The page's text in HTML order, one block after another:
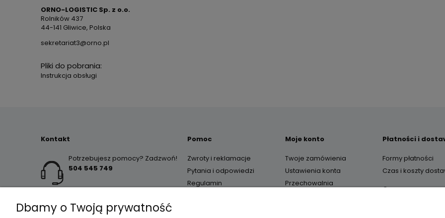
ORNO-LOGISTIC Sp. z o.o.
Rolników 437
44-141 Gliwice, Polska
sekretariat3@orno.pl
Pliki do pobrania:
Instrukcja obsługi
Kontakt
Potrzebujesz pomocy? Zadzwoń!
504 545 749
Pomoc
Zwroty i reklamacje
Pytania i odpowiedzi
Regulamin
Moje konto
Twoje zamówienia
Ustawienia konta
Przechowalnia
Płatności i
Formy płatności
Czas i koszty
O nas
Dbamy o Twoją prywatność